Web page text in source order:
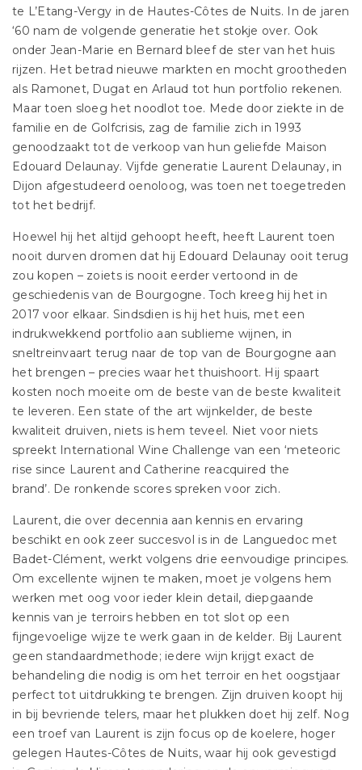
te L’Etang-Vergy in de Hautes-Côtes de Nuits. In de jaren
‘60 nam de volgende generatie het stokje over. Ook
onder Jean-Marie en Bernard bleef de ster van het huis
rijzen. Het betrad nieuwe markten en mocht grootheden
als Ramonet, Dugat en Arlaud tot hun portfolio rekenen.
Maar toen sloeg het noodlot toe. Mede door ziekte in de
familie en de Golfcrisis, zag de familie zich in 1993
genoodzaakt tot de verkoop van hun geliefde Maison
Edouard Delaunay. Vijfde generatie Laurent Delaunay, in
Dijon afgestudeerd oenoloog, was toen net toegetreden
tot het bedrijf.
Hoewel hij het altijd gehoopt heeft, heeft Laurent toen
nooit durven dromen dat hij Edouard Delaunay ooit terug
zou kopen – zoiets is nooit eerder vertoond in de
geschiedenis van de Bourgogne. Toch kreeg hij het in
2017 voor elkaar. Sindsdien is hij het huis, met een
indrukwekkend portfolio aan sublieme wijnen, in
sneltreinvaart terug naar de top van de Bourgogne aan
het brengen – precies waar het thuishoort. Hij spaart
kosten noch moeite om de beste van de beste kwaliteit
te leveren. Een state of the art wijnkelder, de beste
kwaliteit druiven, niets is hem teveel. Niet voor niets
spreekt International Wine Challenge van een ‘meteoric
rise since Laurent and Catherine reacquired the
brand’. De ronkende scores spreken voor zich.
Laurent, die over decennia aan kennis en ervaring
beschikt en ook zeer succesvol is in de Languedoc met
Badet-Clément, werkt volgens drie eenvoudige principes.
Om excellente wijnen te maken, moet je volgens hem
werken met oog voor ieder klein detail, diepgaande
kennis van je terroirs hebben en tot slot op een
fijngevoelige wijze te werk gaan in de kelder. Bij Laurent
geen standaardmethode; iedere wijn krijgt exact de
behandeling die nodig is om het terroir en het oogstjaar
perfect tot uitdrukking te brengen. Zijn druiven koopt hij
in bij bevriende telers, maar het plukken doet hij zelf. Nog
een troef van Laurent is zijn focus op de koelere, hoger
gelegen Hautes-Côtes de Nuits, waar hij ook gevestigd